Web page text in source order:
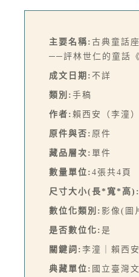
主要名稱: 古典童話
──評林世仁的童話《
成文日期: 不詳
類別: 手稿
作者: 賴西安（李潼）
原件與否: 原件
藏品層次: 單件
數量單位: 4張共4頁
尺寸大小(長*寬*高):
數位化類別: 影像(圖
是否數位化: 是
關鍵詞: 李潼｜賴西
典藏單位: 國立臺灣